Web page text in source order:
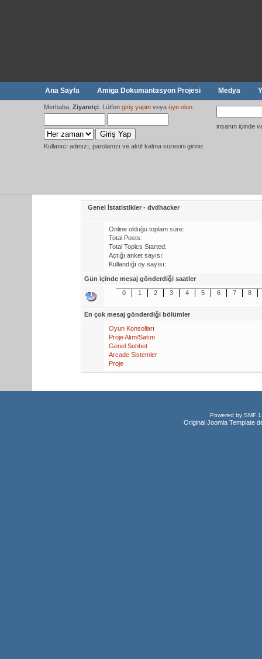
Ana Sayfa Amiga Dokumantasyon Projesi Medya
Merhaba, Ziyaretçi . Lütfen giriş yapın veya üye olun
Kullanıcı adınızı, parolanızı ve aktif kalma süresini giriniz
insanın içinde
Genel İstatistikler - dvdhacker
Online olduğu toplam süre:
Total Posts:
Total Topics Started:
Açtığı anket sayısı:
Kullandığı oy sayısı:
Gün içinde mesaj gönderdiği saatler
0
1 2 3 4 5 6 7 8
En çok mesaj gönderdiği bölümler
Oyun Konsolları
Proje Alım/Satım
Genel Sohbet
Arcade Sistemler
Proje
Powered by SMF
Original Joomla Template